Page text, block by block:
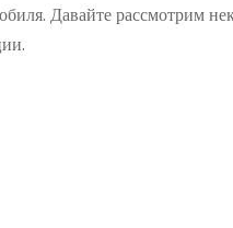
Давайте рассмотрим